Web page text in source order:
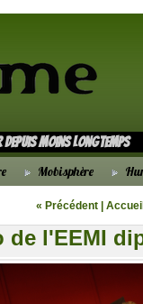
moins longtemps
Mobisphère
« Précédent Accueil
de l'EEMI